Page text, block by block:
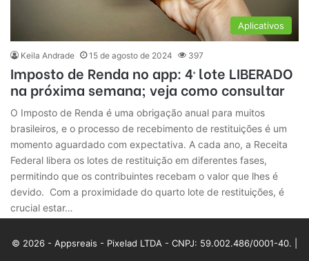
Aplicativos
Keila Andrade 15 de agosto de 2024 397
Imposto de Renda no app: 4º lote LIBERADO
na próxima semana; veja como consultar
O Imposto de Renda é uma obrigação anual para muitos
brasileiros, e o processo de recebimento de restituições é um
momento aguardado com expectativa. A cada ano, a Receita
Federal libera os lotes de restituição em diferentes fases,
permitindo que os contribuintes recebam o valor que lhes é
devido. Com a proximidade do quarto lote de restituições, é
crucial estar…
© 2026 - Appsreais - Pixelad LTDA - CNPJ: 59.002.486/0001-40. |